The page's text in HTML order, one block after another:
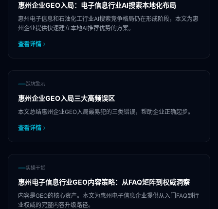
惠州企业GEO入局：电子信息行业AI搜索本地化布局
惠州电子信息和石油化工行业AI搜索竞争格局仍在形成阶段，本文为惠
州企业提供快速建立本地AI推荐优势的方案。
查看详情
踩坑警示
惠州企业GEO入局三大高频误区
本文总结惠州企业GEO入局最易犯的三类错误，帮助企业正确起步。
查看详情
实操干货
惠州电子信息行业GEO内容策略：从FAQ矩阵到权威洞察
内容是GEO的核心资产。本文为惠州电子信息企业提供从入门FAQ到行
业权威的完整内容升级路径。